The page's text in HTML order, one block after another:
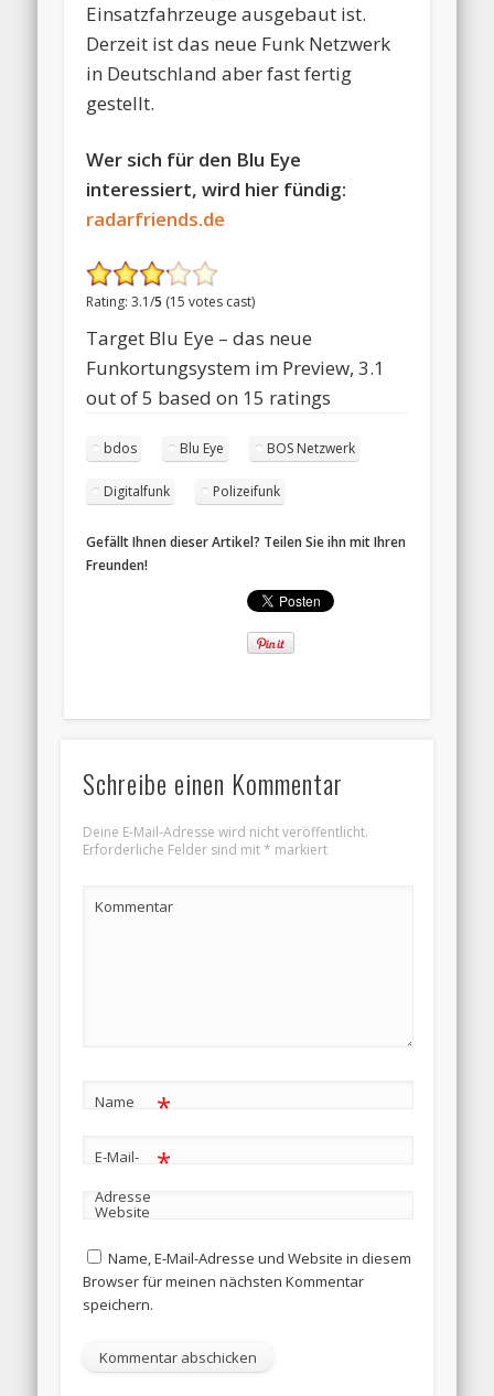
Einsatzfahrzeuge ausgebaut ist.
Derzeit ist das neue Funk Netzwerk
in Deutschland aber fast fertig
gestellt.
Wer sich für den Blu Eye
interessiert, wird hier fündig:
radarfriends.de
Rating: 3.1/5 (15 votes cast)
Target Blu Eye – das neue
Funkortungsystem im Preview,3.1
out of5 based on 15 ratings
bdos Blu Eye BOS Netzwerk
Digitalfunk Polizeifunk
Gefällt Ihnen dieser Artikel? Teilen Sie ihn mit Ihren
Freunden!
Schreibe einen Kommentar
Deine E-Mail-Adresse wird nicht veröffentlicht.
Erforderliche Felder sind mit* markiert
Kommentar
Name *
E-Mail-
Adresse
*
Website
Name, E-Mail-Adresse und Website in diesem
Browser für meinen nächsten Kommentar
speichern.